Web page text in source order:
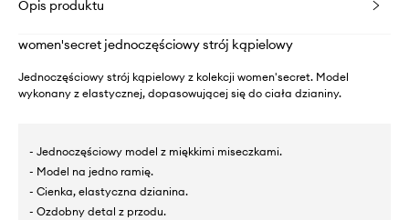
Opis produktu
women'secret jednoczęściowy strój kąpielowy
Jednoczęściowy strój kąpielowy z kolekcji women'secret. Model
wykonany z elastycznej, dopasowującej się do ciała dzianiny.
- Jednoczęściowy model z miękkimi miseczkami.
- Model na jedno ramię.
- Cienka, elastyczna dzianina.
- Ozdobny detal z przodu.